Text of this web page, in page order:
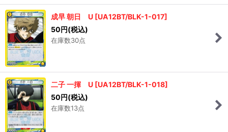
成早 朝日 U [UA12BT/BLK-1-017]
50円(税込)
在庫数30点
二子 一揮 U [UA12BT/BLK-1-018]
50円(税込)
在庫数13点